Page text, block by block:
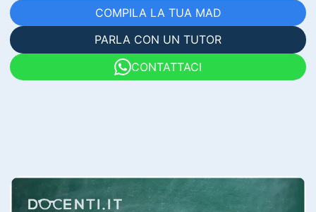
COMPILA LA TUA MAD
PARLA CON UN TUTOR
CONTATTACI